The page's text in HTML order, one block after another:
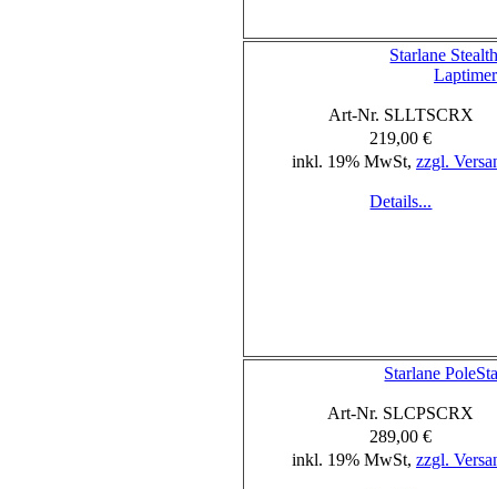
Starlane
Laptimer
Art-Nr. SLLTSCRX
219,00 €
inkl. 19% MwSt, zzgl.
Details...
Starlane
Art-Nr. SLCPSCRX
289,00 €
inkl. 19% MwSt, zzgl.